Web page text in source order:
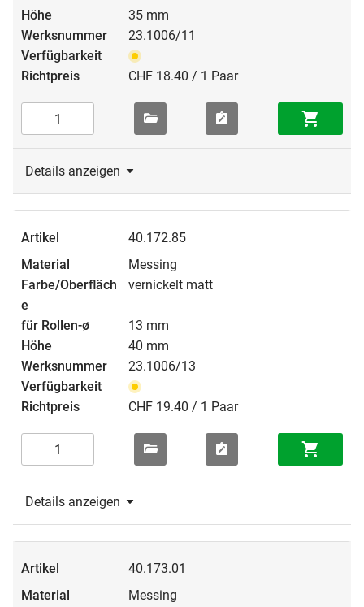
35 mm
23.1006/11
CHF 18.40 / 1 Paar
Details anzeigen
40.172.85
Messing
vernickelt matt
13 mm
40 mm
23.1006/13
CHF 19.40 / 1 Paar
Details anzeigen
40.173.01
Messing